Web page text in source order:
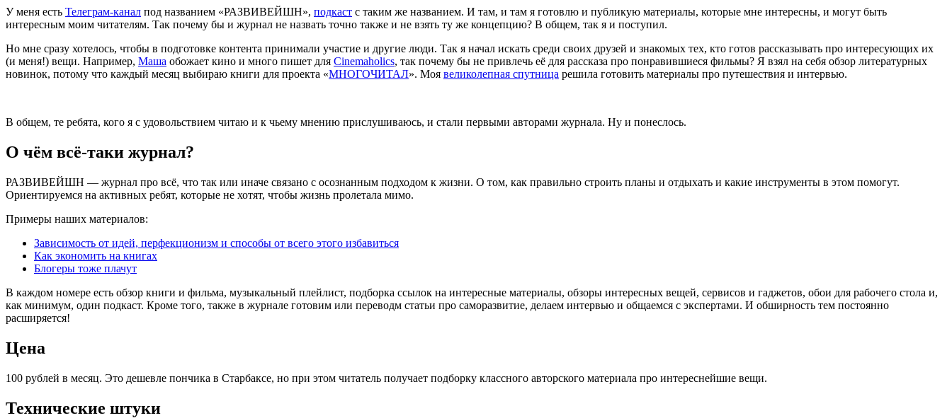
У меня есть Телеграм-канал под названием «РАЗВИВЕЙШН», подкаст с таким же названием. И там, и там я готовлю и публикую материалы, которые мне интересны, и могут быть
интересным моим читателям. Так почему бы и журнал не назвать точно также и не взять ту же концепцию? В общем, так я и поступил.
Но мне сразу хотелось, чтобы в подготовке контента принимали участие и другие люди. Так я начал искать среди своих друзей и знакомых тех, кто готов рассказывать про интересующих их
(и меня!) вещи. Например, Маша обожает кино и много пишет для Cinemaholics, так почему бы не привлечь её для рассказа про понравившиеся фильмы? Я взял на себя обзор литературных
новинок, потому что каждый месяц выбираю книги для проекта «МНОГОЧИТАЛ». Моя великолепная спутница решила готовить материалы про путешествия и интервью.
В общем, те ребята, кого я с удовольствием читаю и к чьему мнению прислушиваюсь, и стали первыми авторами журнала. Ну и понеслось.
О чём всё-таки журнал?
РАЗВИВЕЙШН — журнал про всё, что так или иначе связано с осознанным подходом к жизни. О том, как правильно строить планы и отдыхать и какие инструменты в этом помогут.
Ориентируемся на активных ребят, которые не хотят, чтобы жизнь пролетала мимо.
Примеры наших материалов:
Зависимость от идей, перфекционизм и способы от всего этого избавиться
Как экономить на книгах
Блогеры тоже плачут
В каждом номере есть обзор книги и фильма, музыкальный плейлист, подборка ссылок на интересные материалы, обзоры интересных вещей, сервисов и гаджетов, обои для рабочего стола и,
как минимум, один подкаст. Кроме того, также в журнале готовим или переводм статьи про саморазвитие, делаем интервью и общаемся с экспертами. И обширность тем постоянно
расширяется!
Цена
100 рублей в месяц. Это дешевле пончика в Старбаксе, но при этом читатель получает подборку классного авторского материала про интереснейшие вещи.
Технические штуки